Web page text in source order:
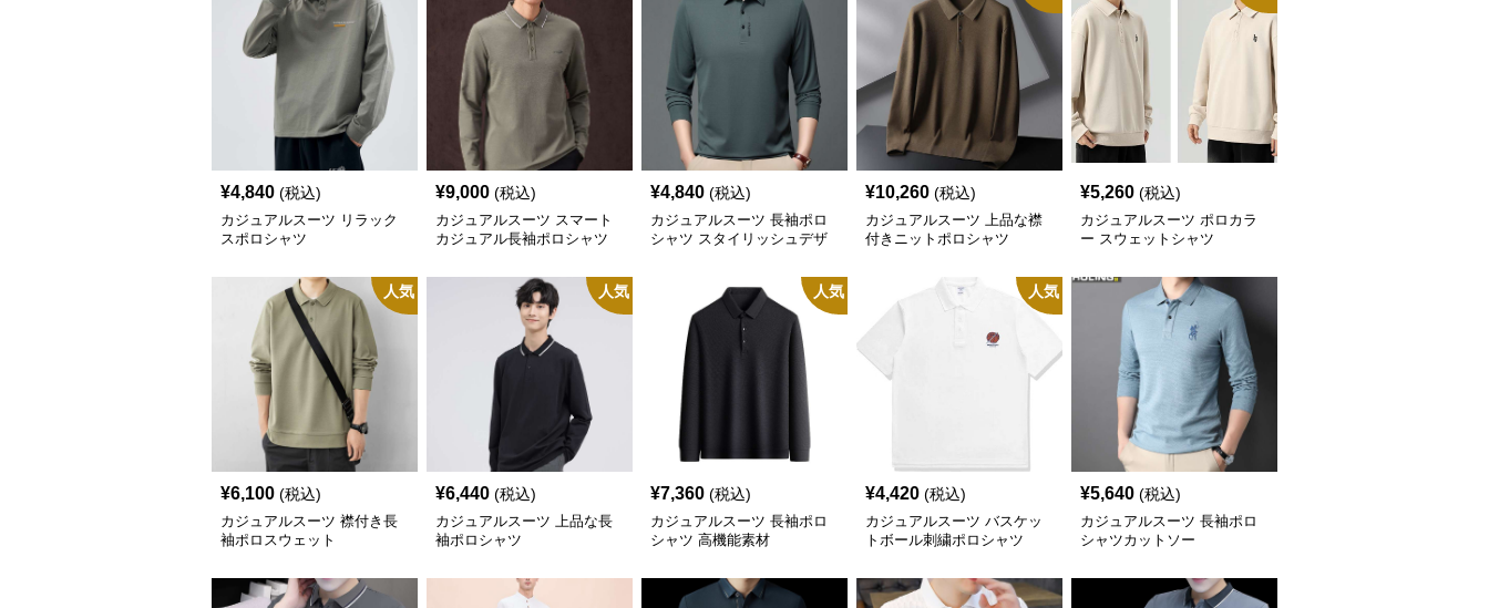
¥4,840 (税込)
カジュアルスーツ リラック
スポロシャツ
¥9,000 (税込)
カジュアルスーツ スマート
カジュアル長袖ポロシャツ
¥4,840 (税込)
カジュアルスーツ 長袖ポロ
シャツ スタイリッシュデザ
¥10,260 (税込)
カジュアルスーツ 上品な襟
付きニットポロシャツ
¥5,260 (税込)
カジュアルスーツ ポロカラ
ー スウェットシャツ
人気
¥6,100 (税込)
カジュアルスーツ 襟付き長
袖ポロスウェット
人気
¥6,440 (税込)
カジュアルスーツ 上品な長
袖ポロシャツ
人気
¥7,360 (税込)
カジュアルスーツ 長袖ポロ
シャツ 高機能素材
人気
¥4,420 (税込)
カジュアルスーツ バスケッ
トボール刺繍ポロシャツ
¥5,640 (税込)
カジュアルスーツ 長袖ポロ
シャツカットソー